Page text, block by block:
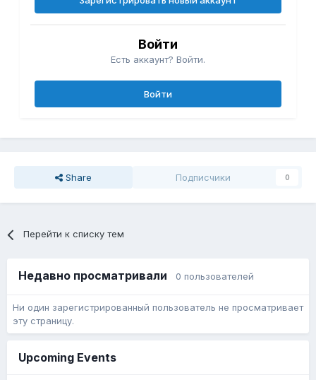
Войти
Есть аккаунт? Войти.
Войти
Share Подписчики 0
Перейти к списку тем
Недавно просматривали 0 пользователей
Ни один зарегистрированный пользователь не просматривает
эту страницу.
Upcoming Events